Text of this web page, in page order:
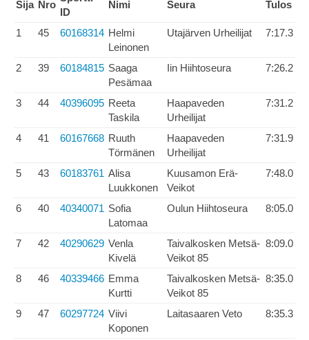
Sija Nro
ID
Nimi Seura Tulos
1 45 60168314 Helmi
Leinonen
Utajärven Urheilijat 7:17.3
2 39 60184815 Saaga
Pesämaa
Iin Hiihtoseura 7:26.2
3 44 40396095 Reeta
Taskila
Haapaveden
Urheilijat
7:31.2
4 41 60167668 Ruuth
Törmänen
Haapaveden
Urheilijat
7:31.9
5 43 60183761 Alisa
Luukkonen
Kuusamon Erä-
Veikot
7:48.0
6 40 40340071 Sofia
Latomaa
Oulun Hiihtoseura 8:05.0
7 42 40290629 Venla
Kivelä
Taivalkosken Metsä-
Veikot 85
8:09.0
8 46 40339466 Emma
Kurtti
Taivalkosken Metsä-
Veikot 85
8:35.0
9 47 60297724 Viivi
Koponen
Laitasaaren Veto 8:35.3